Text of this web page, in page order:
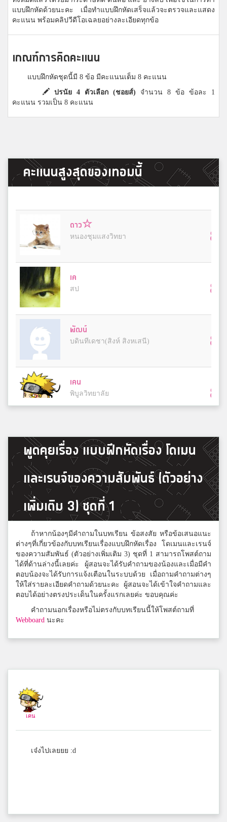
แบบฝึกหัดด้วยนะคะ เมื่อทำแบบฝึกหัดเสร็จแล้วจะตรวจและแสดง
คะแนน พร้อมคลิปวีดีโอเฉลยอย่างละเอียดทุกข้อ
เกณฑ์การคิดคะแนน
แบบฝึกหัดชุดนี้มี 8 ข้อ มีคะแนนเต็ม 8 คะแนน
ปรนัย 4 ตัวเลือก (ชอยส์) จำนวน 8 ข้อ ข้อละ 1
คะแนน รวมเป็น 8 คะแนน
คะแนนสูงสุดของเทอมนี้
ดาว☆
หนองชุมแสงวิทยา 8
เค
สป 8
พัฒน์
บดินทีเดชา(สิงห์ สิงหเสนี) 8
เคน
พิบูลวิทยาลัย 8
อามรัตนาราม
กศน สัตหีบ 8
yotinker
ศฝร.ภ.2 8
มิกกี้
ป.ว. 8
IchigoLukia
ElliZa
วาล์ว
8
พูดคุยเรื่อง แบบฝึกหัดเรื่อง โดเมน
และเรนจ์ของความสัมพันธ์ (ตัวอย่าง
เพิ่มเติม 3) ชุดที่ 1
ถ้าหากน้องๆมีคำถามในบทเรียน ข้อสงสัย หรือข้อเสนอแนะ
ต่างๆที่เกี่ยวข้องกับบทเรียนเรื่องแบบฝึกหัดเรื่อง โดเมนและเรนจ์
ของความสัมพันธ์ (ตัวอย่างเพิ่มเติม 3) ชุดที่ 1 สามารถโพสต์ถาม
ได้ที่ด้านล่างนี้เลยค่ะ ผู้สอนจะได้รับคำถามของน้องและเมื่อมีคำ
ตอบน้องจะได้รับการแจ้งเตือนในระบบด้วย เมื่อถามคำถามต่างๆ
ให้ใส่รายละเอียดคำถามด้วยนะคะ ผู้สอนจะได้เข้าใจคำถามและ
ตอบได้อย่างตรงประเด็นในครั้งแรกเลยค่ะ ขอบคุณค่ะ
คำถามนอกเรื่องหรือไม่ตรงกับบทเรียนนี้ให้โพสต์ถามที่
Webboard นะคะ
เคน
เจ๋งไปเลยยย :d